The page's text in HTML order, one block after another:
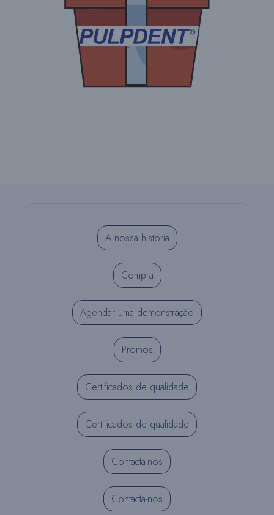
A nossa história
Compra
Agendar uma demonstração
Promos
Certificados de qualidade
Certificados de qualidade
Contacta-nos
Contacta-nos